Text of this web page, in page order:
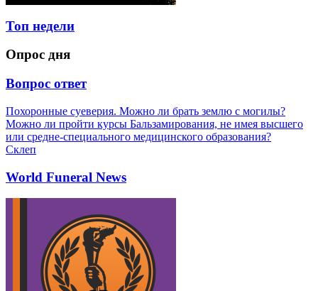
Топ недели
Опрос дня
Вопрос ответ
Похоронные суеверия. Можно ли брать землю с могилы?
Можно ли пройти курсы Бальзамирования, не имея высшего
или средне-специального медицинского образования?
Склеп
World Funeral News